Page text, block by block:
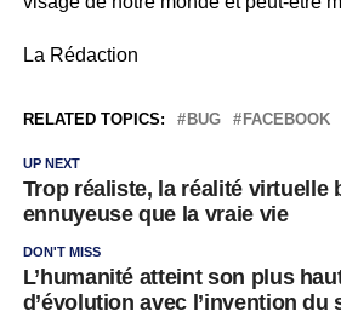
La Rédaction
RELATED TOPICS: BUG FACEBOOK
UP NEXT
Trop réaliste, la réalité virtuelle
ennuyeuse que la vraie vie
DON'T MISS
L’humanité atteint son plus
d’évolution avec l’invention